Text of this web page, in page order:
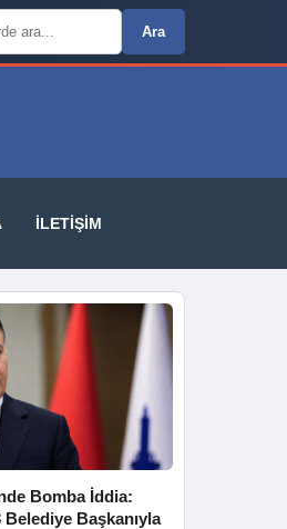
Ara
İLETIŞIM
Bomba İddia:
Başkanıyla